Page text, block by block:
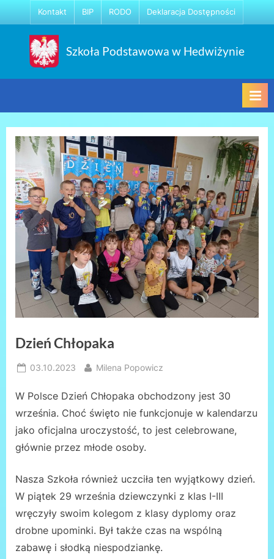
to
content
Kontakt BIP RODO Deklaracja Dostępności
Szkoła Podstawowa w Hedwiżynie
Dzień Chłopaka
Posted
03.10.2023 By
Milena Popowicz
W Polsce Dzień Chłopaka obchodzony jest 30
września. Choć święto nie funkcjonuje w kalendarzu
jako oficjalna uroczystość, to jest celebrowane,
głównie przez młode osoby.
Nasza Szkoła również uczciła ten wyjątkowy dzień.
W piątek 29 września dziewczynki z klas I-III
wręczyły swoim kolegom z klasy dyplomy oraz
drobne upominki. Był także czas na wspólną
zabawę i słodką niespodziankę.